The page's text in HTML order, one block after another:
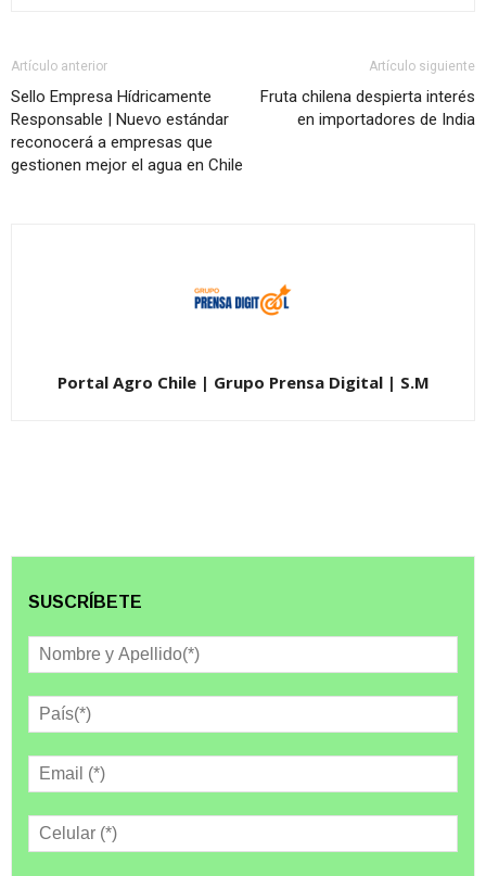
Artículo anterior
Sello Empresa Hídricamente
Responsable | Nuevo estándar
reconocerá a empresas que
gestionen mejor el agua en Chile
Artículo siguiente
Fruta chilena despierta interés
en importadores de India
Portal Agro Chile | Grupo Prensa Digital | S.M
SUSCRÍBETE